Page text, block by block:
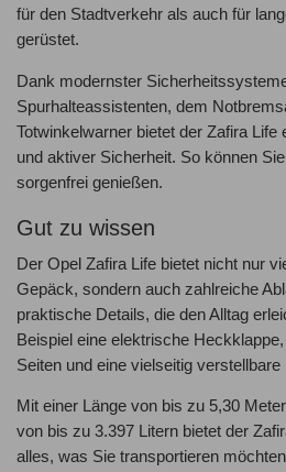
für den Stadtverkehr als auch für
gerüstet.
Dank modernster
Spurhalteassistenten, dem
Totwinkelwarner bietet der Zafira
und aktiver Sicherheit. So können
sorgenfrei genießen.
Gut zu wissen
Der Opel Zafira Life bietet nicht nur
Gepäck, sondern auch zahlreiche
praktische Details, die den Alltag
Beispiel eine elektrische
Seiten und eine vielseitig verstellbare
Mit einer Länge von bis zu 5,30
von bis zu 3.397 Litern bietet der
alles, was Sie transportieren